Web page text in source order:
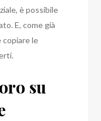
è possibile
E, come già
copiare le
su